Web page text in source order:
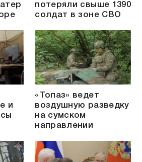
потеряли свыше 1390
солдат в зоне СВО
и
«Топаз» ведет
воздушную разведку
на сумском
направлении